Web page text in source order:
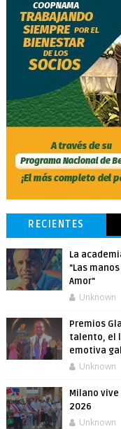
RECIENTES
La
"Las
Amor"
Unknown
Premios
talento, el
emotiva
Unknown
Milano
2026
Unknown